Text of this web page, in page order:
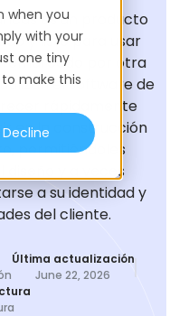
when you
with your
one tiny
make this
Decline
es un producto
y listo para usar
por otra
el software de
rápidamente
en la construcción
permitiéndoles
diseño y a veces
a su identidad y
del cliente.
Última actualización
June 22, 2026